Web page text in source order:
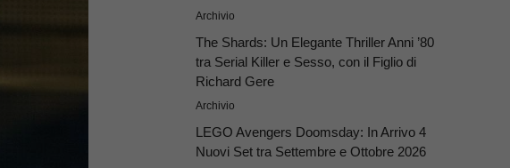
Archivio
The Shards: Un Elegante Thriller Anni ’80
tra Serial Killer e Sesso, con il Figlio di
Richard Gere
Archivio
LEGO Avengers Doomsday: In Arrivo 4
Nuovi Set tra Settembre e Ottobre 2026